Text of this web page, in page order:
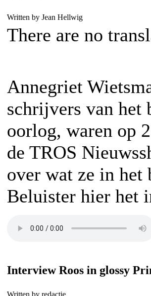
Written by Jean Hellwig
There are no
Annegriet
schrijvers van
oorlog, waren op
de TROS
over wat ze in het
Beluister hier het
Interview Roos in glossy
Written by redactie